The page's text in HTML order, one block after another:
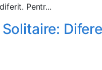
Pentr...